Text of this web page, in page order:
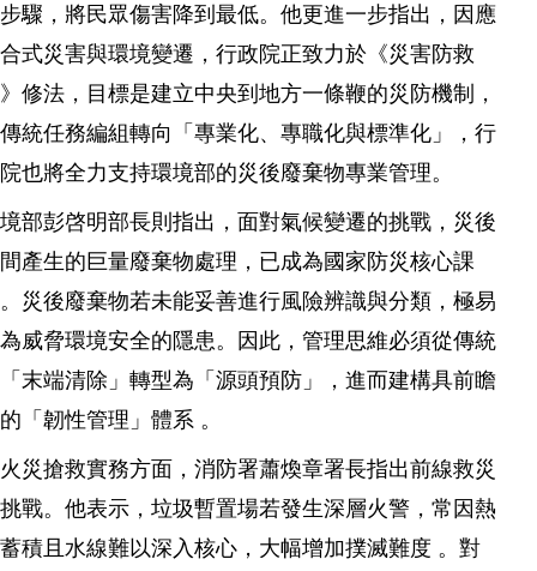
驟，將民眾傷害降到最低。他更進一步指出，因應
式災害與環境變遷，行政院正致力於《災害防救
修法，目標是建立中央到地方一條鞭的災防機制，
統任務編組轉向「專業化、專職化與標準化」，行
也將全力支持環境部的災後廢棄物專業管理。
部彭啓明部長則指出，面對氣候變遷的挑戰，災後
產生的巨量廢棄物處理，已成為國家防災核心課
災後廢棄物若未能妥善進行風險辨識與分類，極易
威脅環境安全的隱患。因此，管理思維必須從傳統
末端清除」轉型為「源頭預防」，進而建構具前瞻
「韌性管理」體系 。
災搶救實務方面，消防署蕭煥章署長指出前線救災
戰。他表示，垃圾暫置場若發生深層火警，常因熱
積且水線難以深入核心，大幅增加撲滅難度 。對